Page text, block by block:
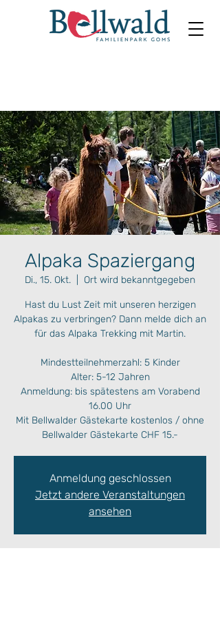
Alpaka Spaziergang
Di., 15. Okt. Ort wird bekanntgegeben
Hast du Lust Zeit mit unseren herzigen
Alpakas zu verbringen? Dann melde dich an
für das Alpaka Trekking mit Martin.
Mindestteilnehmerzahl: 5 Kinder
Alter: 5-12 Jahren
Anmeldung: bis spätestens am Vorabend
16.00 Uhr
Mit Bellwalder Gästekarte kostenlos / ohne
Bellwalder Gästekarte CHF 15.-
Anmeldung geschlossen
Jetzt andere Veranstaltungen
ansehen